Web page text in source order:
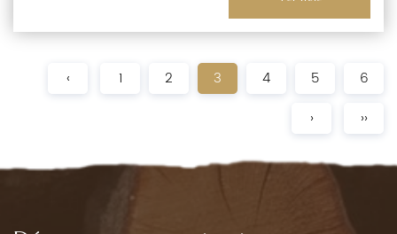
‹ 1 2 3 4 5
6
›
››